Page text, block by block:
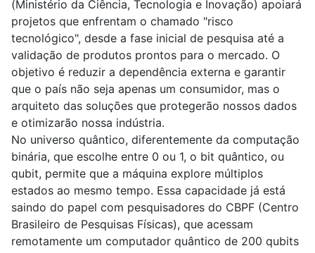
(Ministério da Ciência, Tecnologia e Inovação) apoiará
projetos que enfrentam o chamado "risco
tecnológico", desde a fase inicial de pesquisa até a
validação de produtos prontos para o mercado. O
objetivo é reduzir a dependência externa e garantir
que o país não seja apenas um consumidor, mas o
arquiteto das soluções que protegerão nossos dados
e otimizarão nossa indústria.
No universo quântico, diferentemente da computação
binária, que escolhe entre 0 ou 1, o bit quântico, ou
qubit, permite que a máquina explore múltiplos
estados ao mesmo tempo. Essa capacidade já está
saindo do papel com pesquisadores do CBPF (Centro
Brasileiro de Pesquisas Físicas), que acessam
remotamente um computador quântico de 200 qubits